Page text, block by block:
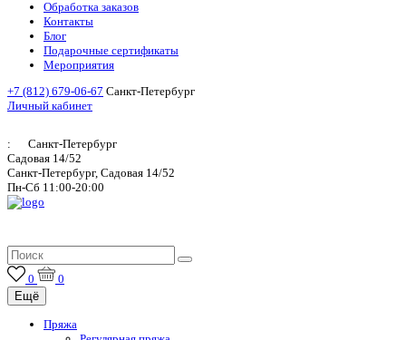
Обработка заказов
Контакты
Блог
Подарочные сертификаты
Мероприятия
+7 (812) 679-06-67 Санкт-Петербург
Личный кабинет
:
Санкт-Петербург
Садовая 14/52
Санкт-Петербург, Садовая 14/52
Пн-Сб 11:00-20:00
0
0
Ещё
Пряжа